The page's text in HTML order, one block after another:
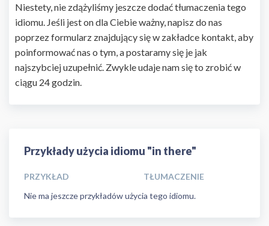
Niestety, nie zdążyliśmy jeszcze dodać tłumaczenia tego
idiomu. Jeśli jest on dla Ciebie ważny, napisz do nas
poprzez formularz znajdujący się w zakładce kontakt, aby
poinformować nas o tym, a postaramy się je jak
najszybciej uzupełnić. Zwykle udaje nam się to zrobić w
ciągu 24 godzin.
Przykłady użycia idiomu "in there"
PRZYKŁAD
TŁUMACZENIE
Nie ma jeszcze przykładów użycia tego idiomu.